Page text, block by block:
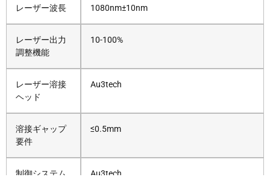
レーザー波長 1080nm±10nm
レーザー出力
調整機能
10-100%
レーザー溶接
ヘッド
Au3tech
溶接ギャップ
要件
≤0.5mm
制御システム Au3tech